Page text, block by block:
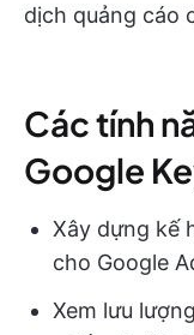
dịch quảng cáo
Các tính
Google
Xây dựng kế
cho Google
Xem lưu